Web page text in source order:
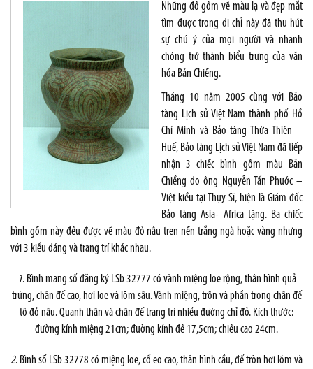
Những đồ gốm vẽ màu lạ và đẹp mắt
tìm được trong di chỉ này đã thu hút
sự chú ý của mọi người và nhanh
chóng trở thành biểu trưng của văn
hóa Bản Chiềng.
Tháng 10 năm 2005 cùng với Bảo
tàng Lịch sử Việt Nam thành phố Hồ
Chí Minh và Bảo tàng Thừa Thiên –
Huế, Bảo tàng Lịch sử Việt Nam đã tiếp
nhận 3 chiếc bình gốm màu Bản
Chiềng do ông Nguyễn Tấn Phước –
Việt kiều tại Thụy Sĩ, hiện là Giám đốc
Bảo tàng Asia- Africa tặng. Ba chiếc
bình gốm này đều được vẽ màu đỏ nâu tren nền trắng ngà hoặc vàng nhưng
với 3 kiểu dáng và trang trí khác nhau.
1. Bình mang số đăng ký LSb 32777 có vành miệng loe rộng, thân hình quả
trứng, chân đế cao, hơi loe và lõm sâu. Vành miệng, trôn và phần trong chân đế
tô đỏ nâu. Quanh thân và chân đế trang trí nhiều đường chỉ đỏ. Kích thước:
đường kính miệng 21cm; đường kính đế 17,5cm; chiều cao 24cm.
2. Bình số LSb 32778 có miệng loe, cổ eo cao, thân hình cầu, đế tròn hơi lõm và